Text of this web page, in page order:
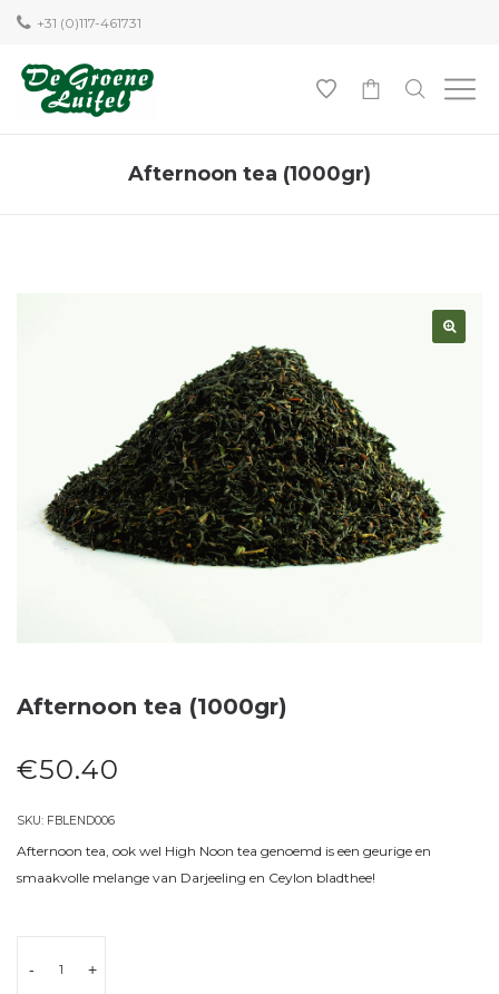
+31 (0)117-461731
Afternoon tea (1000gr)
Afternoon tea (1000gr)
€50.40
SKU: FBLEND006
Afternoon tea, ook wel High Noon tea genoemd is een geurige en
smaakvolle melange van Darjeeling en Ceylon bladthee!
- +